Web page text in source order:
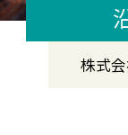
株式